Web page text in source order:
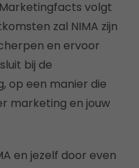
volgt
zal NIMA zijn
en ervoor
bij de
op een manier die
marketing en jouw
en jezelf door even